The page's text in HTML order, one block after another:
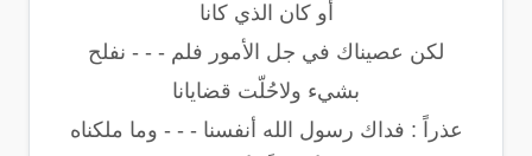
أو كان الذي كانا
لكن عصيناك في جل الأمور فلم - - - نفلح
بشيء ولاحُلّت قضايانا
عذراً : فداك رسول الله أنفسنا - - - وما ملكناه